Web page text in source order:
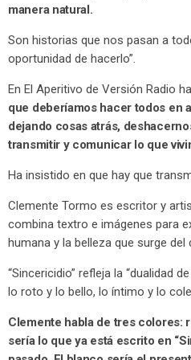
manera natural.
Son historias que nos pasan a
oportunidad de hacerlo”.
En El Aperitivo de Versión Radio
que deberíamos hacer todos en
dejando cosas atrás,
transmitir y comunicar lo que
Ha insistido en que hay que
Clemente Tormo es escritor y
combina textro e imágenes para
humana y la belleza que surge del
“Sincericidio” refleja la “dualidad
lo roto y lo bello, lo íntimo y lo
Clemente habla de tres colores:
sería lo que ya está escrito en